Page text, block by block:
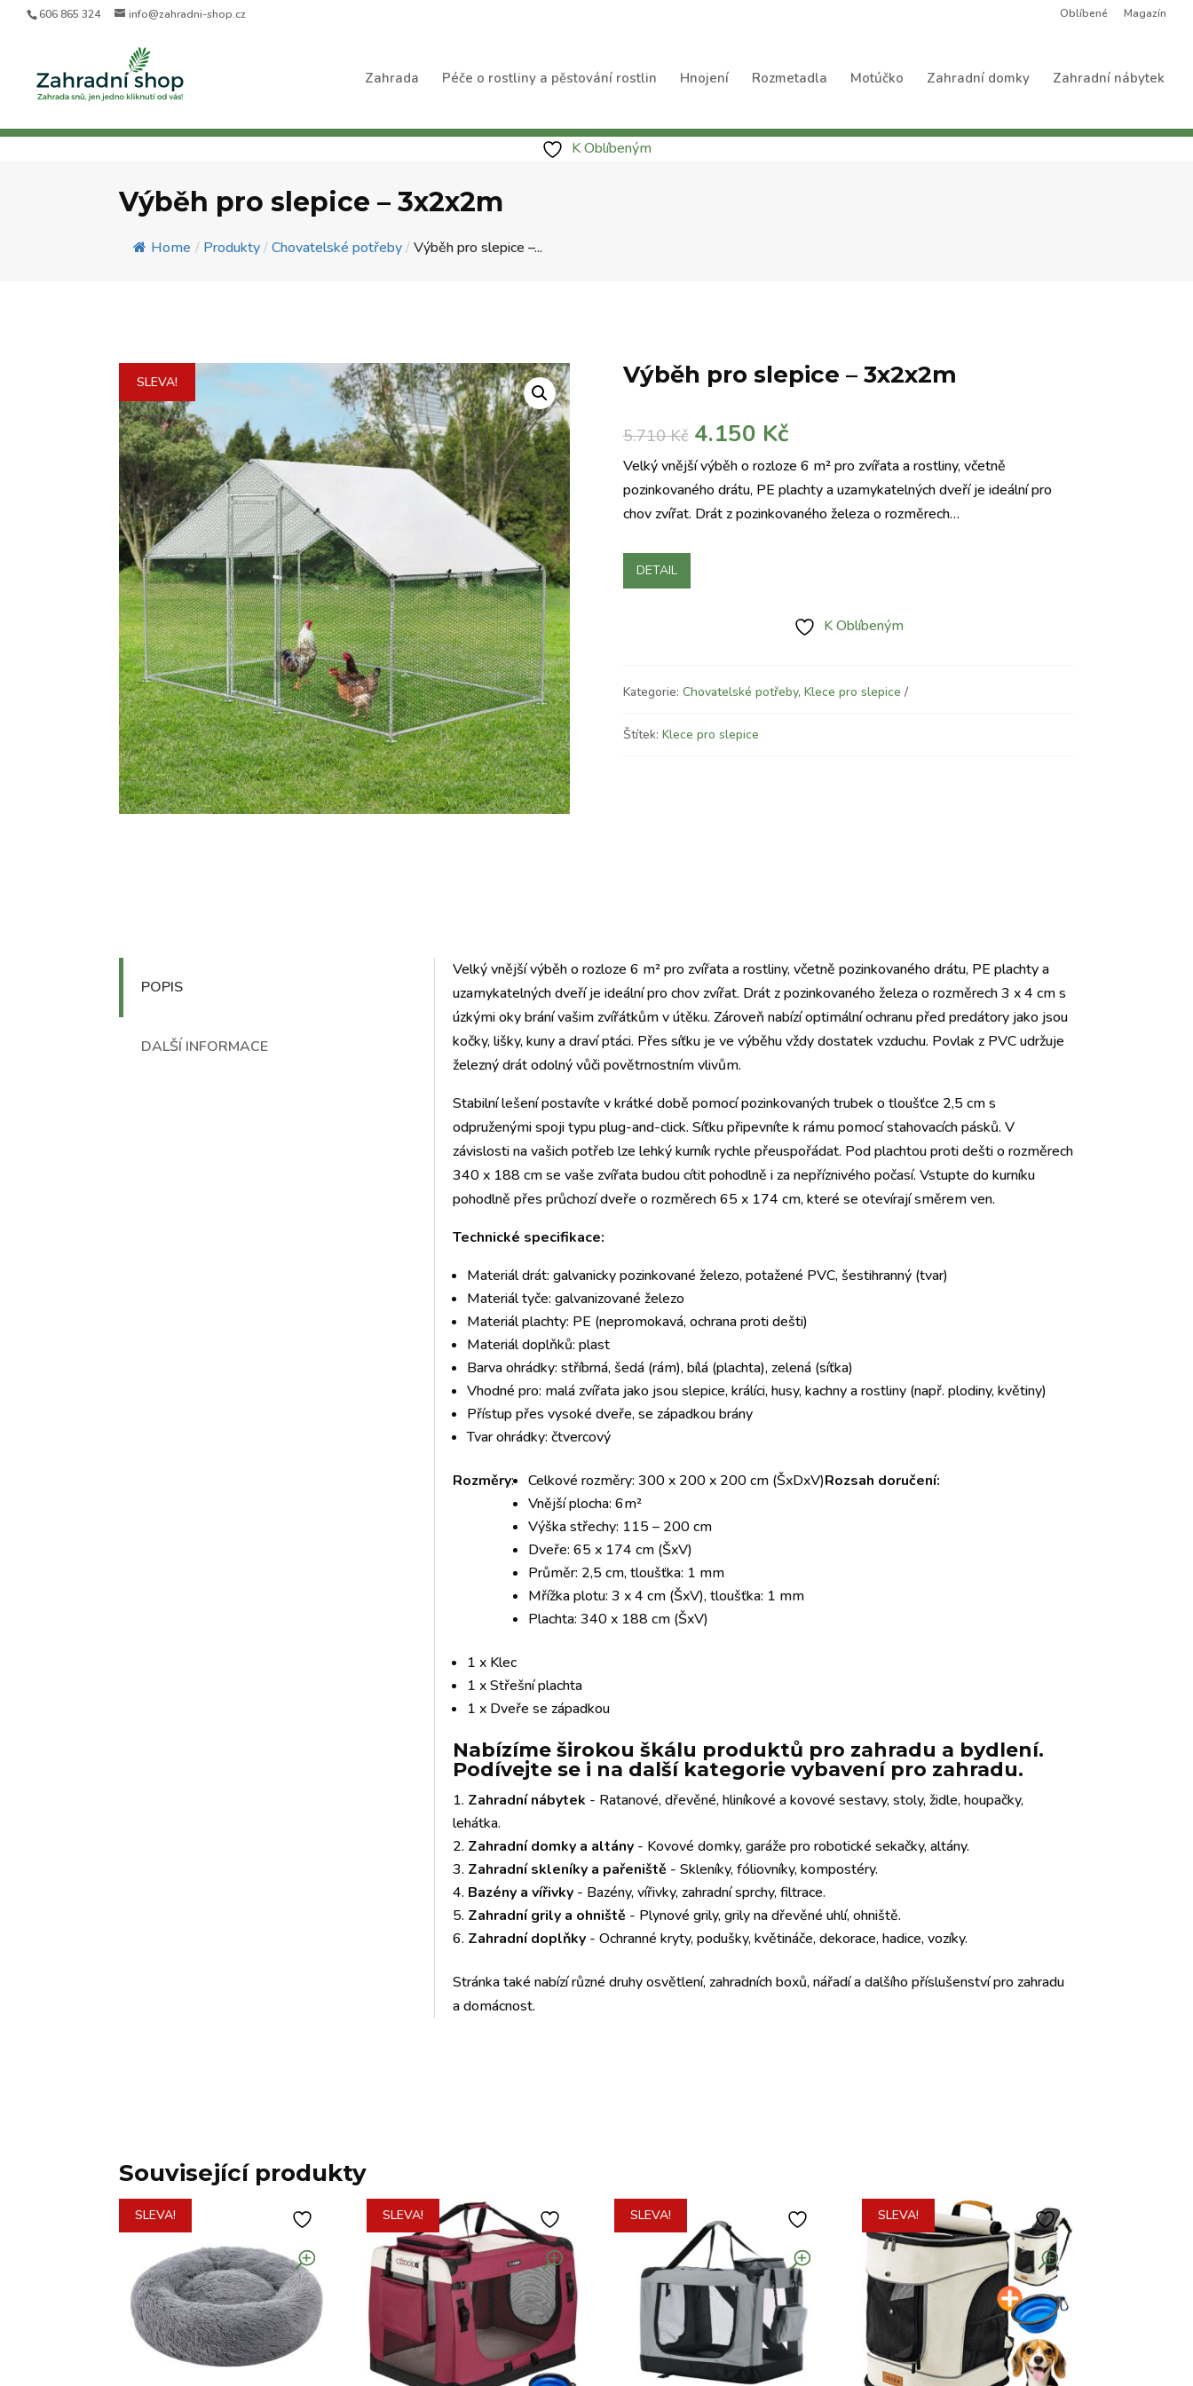
606 865 324 info@zahradni-shop.cz Oblíbené Magazín
Zahrada Péče o rostliny a pěstování rostlin Hnojení Rozmetadla Motúčko Zahradní domky Zahradní nábytek
K Oblíbeným
Výběh pro slepice – 3x2x2m
Home / Produkty / Chovatelské potřeby / Výběh pro slepice –...
SLEVA! Výběh pro slepice – 3x2x2m
5.710Kč Původní
cena
byla:
5.710 Kč.
4.150 KčAktuální
cena
je:
4.150 Kč.
Velký vnější výběh o rozloze 6 m² pro zvířata a rostliny, včetně
pozinkovaného drátu, PE plachty a uzamykatelných dveří je ideální pro
chov zvířat. Drát z pozinkovaného železa o rozměrech…
DETAIL
K Oblíbeným
Kategorie: Chovatelské potřeby, Klece pro slepice
Štítek: Klece pro slepice
POPIS
DALŠÍ INFORMACE
Velký vnější výběh o rozloze 6 m² pro zvířata a rostliny, včetně pozinkovaného drátu, PE plachty a
uzamykatelných dveří je ideální pro chov zvířat. Drát z pozinkovaného železa o rozměrech 3 x 4 cm s
úzkými oky brání vašim zvířátkům v útěku. Zároveň nabízí optimální ochranu před predátory jako jsou
kočky, lišky, kuny a draví ptáci. Přes síťku je ve výběhu vždy dostatek vzduchu. Povlak z PVC udržuje
železný drát odolný vůči povětrnostním vlivům.
Stabilní lešení postavíte v krátké době pomocí pozinkovaných trubek o tloušťce 2,5 cm s
odpruženými spoji typu plug-and-click. Síťku připevníte k rámu pomocí stahovacích pásků. V
závislosti na vašich potřeb lze lehký kurník rychle přeuspořádat. Pod plachtou proti dešti o rozměrech
340 x 188 cm se vaše zvířata budou cítit pohodlně i za nepříznivého počasí. Vstupte do kurníku
pohodlně přes průchozí dveře o rozměrech 65 x 174 cm, které se otevírají směrem ven.
Technické specifikace:
Materiál drát: galvanicky pozinkované železo, potažené PVC, šestihranný (tvar)
Materiál tyče: galvanizované železo
Materiál plachty: PE (nepromokavá, ochrana proti dešti)
Materiál doplňků: plast
Barva ohrádky: stříbrná, šedá (rám), bílá (plachta), zelená (síťka)
Vhodné pro: malá zvířata jako jsou slepice, králíci, husy, kachny a rostliny (např. plodiny, květiny)
Přístup přes vysoké dveře, se západkou brány
Tvar ohrádky: čtvercový
Rozměry:
Celkové rozměry: 300 x 200 x 200 cm (ŠxDxV)
Vnější plocha: 6m²
Výška střechy: 115 – 200 cm
Dveře: 65 x 174 cm (ŠxV)
Průměr: 2,5 cm, tloušťka: 1 mm
Mřížka plotu: 3 x 4 cm (ŠxV), tloušťka: 1 mm
Plachta: 340 x 188 cm (ŠxV)
Rozsah doručení:
1 x Klec
1 x Střešní plachta
1 x Dveře se západkou
Nabízíme širokou škálu produktů pro zahradu a bydlení.
Podívejte se i na další kategorie vybavení pro zahradu.
Zahradní nábytek - Ratanové, dřevěné, hliníkové a kovové sestavy, stoly, židle, houpačky,
lehátka.
Zahradní domky a altány - Kovové domky, garáže pro robotické sekačky, altány.
Zahradní skleníky a pařeniště - Skleníky, fóliovníky, kompostéry.
Bazény a vířivky - Bazény, vířivky, zahradní sprchy, filtrace.
Zahradní grily a ohniště - Plynové grily, grily na dřevěné uhlí, ohniště.
Zahradní doplňky - Ochranné kryty, podušky, květináče, dekorace, hadice, vozíky.
Stránka také nabízí různé druhy osvětlení, zahradních boxů, nářadí a dalšího příslušenství pro zahradu
a domácnost.
Související produkty
SLEVA! SLEVA! SLEVA! SLEVA!